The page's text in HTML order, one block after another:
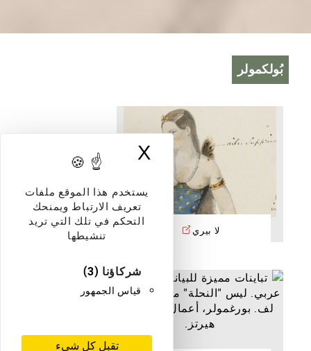
يستخدم هذا الموقع ملفات
تعريف الارتباط ويمنحك
التحكم في تلك التي تريد
تنشيطها
شركاؤنا (3)
قياس الجمهور
تقبل كل شيء
Xإخفاء لافتة
بُولكمولر
لا بيري